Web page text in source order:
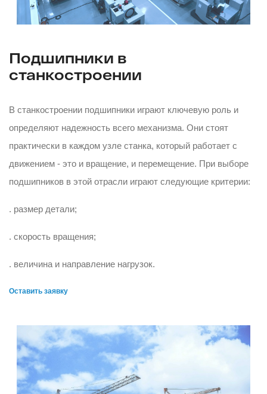
Подшипники в
станкостроении
В станкостроении подшипники играют ключевую роль и
определяют надежность всего механизма. Они стоят
практически в каждом узле станка, который работает с
движением - это и вращение, и перемещение. При выборе
подшипников в этой отрасли играют следующие критерии:
. размер детали;
. скорость вращения;
. величина и направление нагрузок.
Оставить заявку